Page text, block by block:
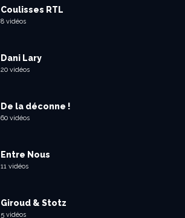
Coulisses RTL
8 vidéos
Dani Lary
20 vidéos
De la déconne !
60 vidéos
Entre Nous
11 vidéos
Giroud & Stotz
5 vidéos